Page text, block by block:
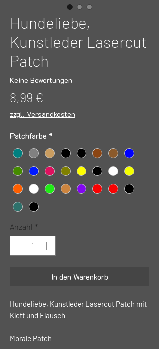
Hundeliebe,
Kunstleder Lasercut
Patch
Keine Bewertungen
8,99 €
zzgl. Versandkosten
Patchfarbe *
Anzahl *
In den Warenkorb
Hundeliebe, Kunstleder Lasercut Patch mit
Klett und Flausch
Morale Patch